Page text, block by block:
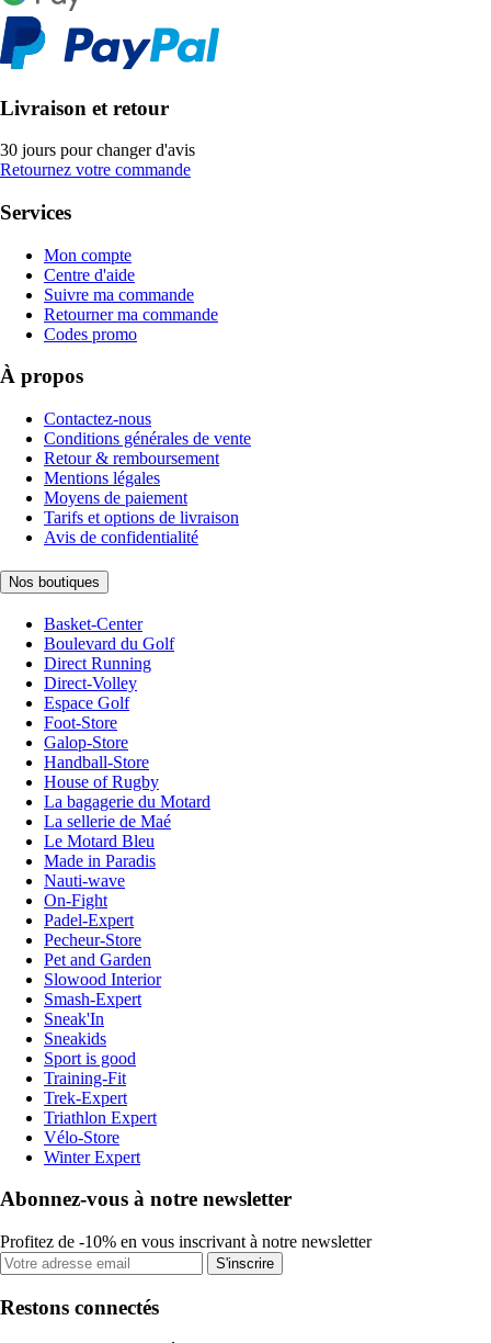
Livraison et retour
30 jours pour changer d'avis
Retournez votre commande
Services
Mon compte
Centre d'aide
Suivre ma commande
Retourner ma commande
Codes promo
À propos
Contactez-nous
Conditions générales de vente
Retour & remboursement
Mentions légales
Moyens de paiement
Tarifs et options de livraison
Avis de confidentialité
Nos boutiques
Basket-Center
Boulevard du Golf
Direct Running
Direct-Volley
Espace Golf
Foot-Store
Galop-Store
Handball-Store
House of Rugby
La bagagerie du Motard
La sellerie de Maé
Le Motard Bleu
Made in Paradis
Nauti-wave
On-Fight
Padel-Expert
Pecheur-Store
Pet and Garden
Slowood Interior
Smash-Expert
Sneak'In
Sneakids
Sport is good
Training-Fit
Trek-Expert
Triathlon Expert
Vélo-Store
Winter Expert
Abonnez-vous à notre newsletter
Profitez de -10% en vous inscrivant à notre newsletter
S'inscrire
Restons connectés